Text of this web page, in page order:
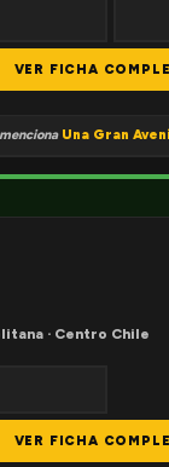
VER FICHA
Una Gran
· Centro Chile
VER FICHA